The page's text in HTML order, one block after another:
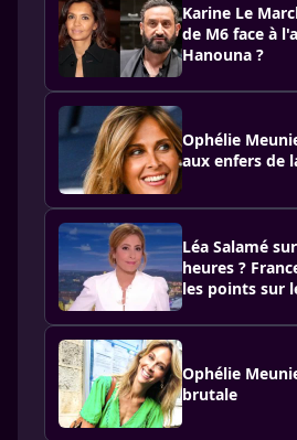
Karine Le
de M6 face à
Hanouna ?
Ophélie
aux enfers de
Léa Salamé
heures ?
les points sur
Ophélie
brutale